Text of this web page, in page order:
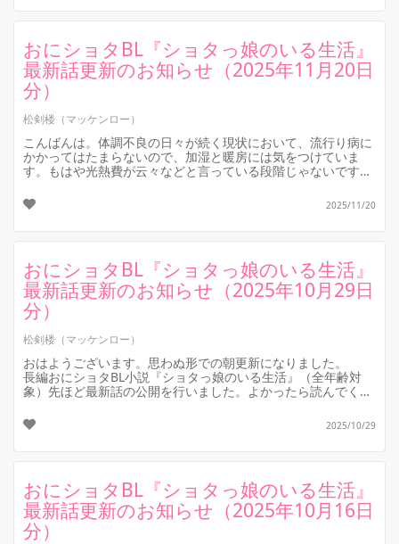
おにショタBL『ショタっ娘のいる生活』
最新話更新のお知らせ（2025年11月20日
分）
松剣楼（マッケンロー）
こんばんは。体調不良の日々が続く現状において、流行り病に
かかってはたまらないので、加湿と暖房には気をつけていま
す。もはや光熱費が云々などと言っている段階じゃないです
それはともかく、長編お...
2025/11/20
おにショタBL『ショタっ娘のいる生活』
最新話更新のお知らせ（2025年10月29日
分）
松剣楼（マッケンロー）
おはようございます。思わぬ形での朝更新になりました。
長編おにショタBL小説『ショタっ娘のいる生活』（全年齢対
象）先ほど最新話の公開を行いました。よかったら読んでくだ
今回の更新内...
2025/10/29
おにショタBL『ショタっ娘のいる生活』
最新話更新のお知らせ（2025年10月16日
分）